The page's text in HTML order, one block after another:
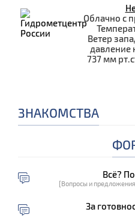
Облачно с
Ветер
давление
737 мм
ЗНАКОМСТВА
Всё?
[Вопросы и
За